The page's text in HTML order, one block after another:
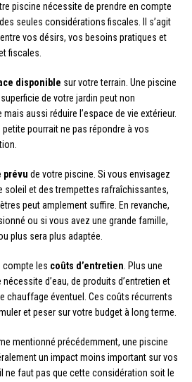
piscine nécessite de prendre en compte
seules considérations fiscales. Il s’agit
vos désirs, vos besoins pratiques et
fiscales.
disponible sur votre terrain. Une piscine
de votre jardin peut non
aussi réduire l’espace de vie extérieur.
petite pourrait ne pas répondre à vos
prévu de votre piscine. Si vous envisagez
soleil et des trempettes rafraîchissantes,
peut amplement suffire. En revanche,
ou si vous avez une grande famille,
plus sera plus adaptée.
compte les coûts d’entretien . Plus une
d’eau, de produits d’entretien et
chauffage éventuel. Ces coûts récurrents
et peser sur votre budget à long terme.
mentionné précédemment, une piscine
un impact moins important sur vos
ne faut pas que cette considération soit le